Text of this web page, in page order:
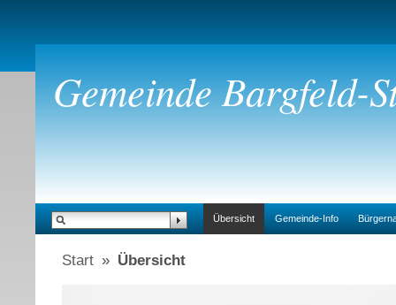
Gemeinde Bargfeld-
Übersicht Gemeinde-Info
Start » Übersicht